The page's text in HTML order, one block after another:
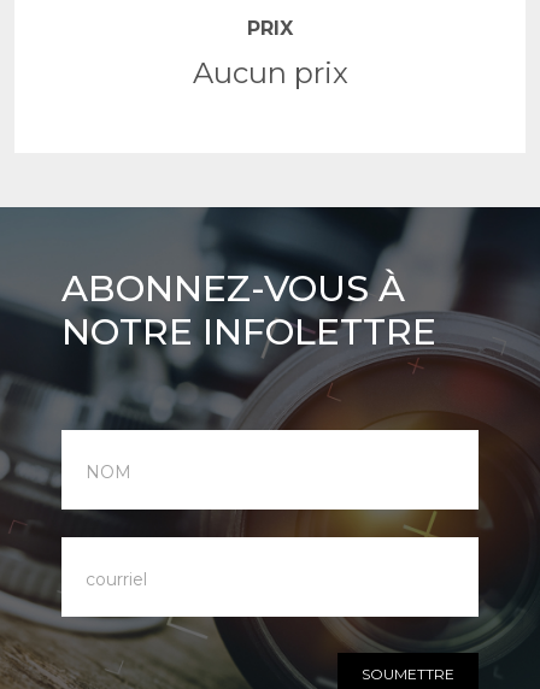
PRIX
Aucun prix
Abonnez-
vous
à
notre
infolettre
ABONNEZ-VOUS À
NOTRE INFOLETTRE
SOUMETTRE